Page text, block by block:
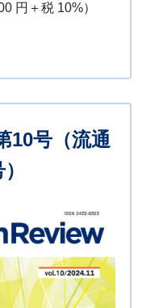
円＋税 10%）
10号（流通